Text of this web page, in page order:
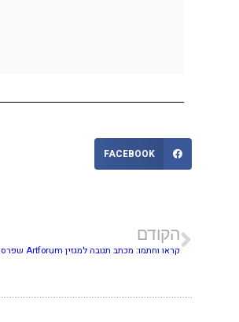
FACEBOOK
הקודם
קראו וחתמו: מכתב תגובה למגזין Artforum שפרסם מכתב שערורייתי עליו חתמו גם אנשי אמנות ישראלים